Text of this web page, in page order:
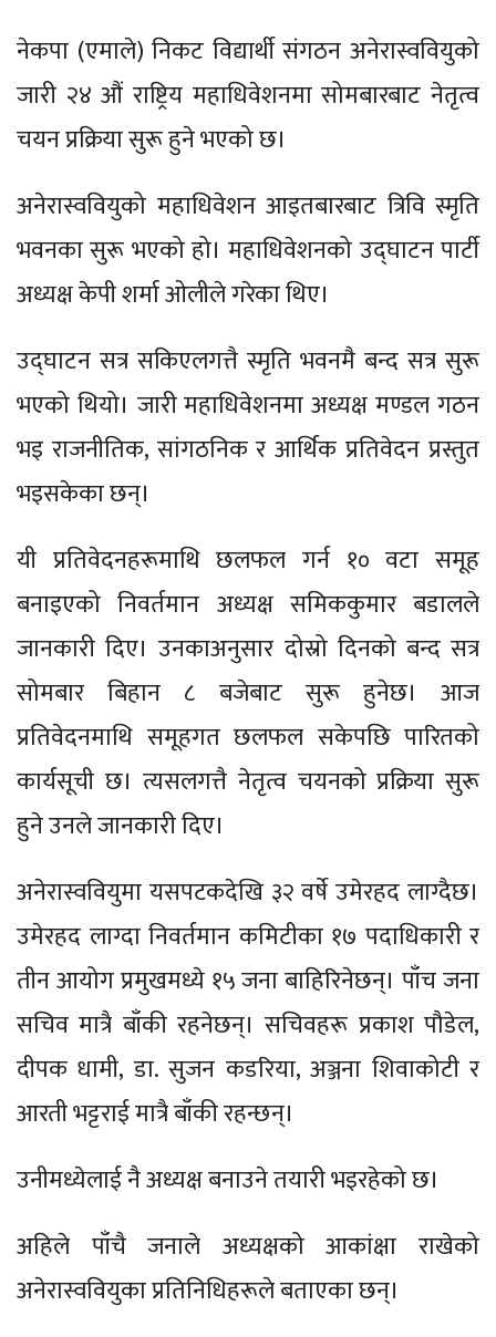
नेकपा (एमाले) निकट विद्यार्थी संगठन अनेरास्ववियुको
जारी २४ औं राष्ट्रिय महाधिवेशनमा सोमबारबाट नेतृत्व
चयन प्रक्रिया सुरू हुने भएको छ।
अनेरास्ववियुको महाधिवेशन आइतबारबाट त्रिवि स्मृति
भवनका सुरू भएको हो। महाधिवेशनको उद्घाटन पार्टी
अध्यक्ष केपी शर्मा ओलीले गरेका थिए।
उद्घाटन सत्र सकिएलगत्तै स्मृति भवनमै बन्द सत्र सुरू
भएको थियो। जारी महाधिवेशनमा अध्यक्ष मण्डल गठन
भइ राजनीतिक, सांगठनिक र आर्थिक प्रतिवेदन प्रस्तुत
भइसकेका छन्।
यी प्रतिवेदनहरूमाथि छलफल गर्न १० वटा समूह
बनाइएको निवर्तमान अध्यक्ष समिककुमार बडालले
जानकारी दिए। उनकाअनुसार दोस्रो दिनको बन्द सत्र
सोमबार बिहान ८ बजेबाट सुरू हुनेछ। आज
प्रतिवेदनमाथि समूहगत छलफल सकेपछि पारितको
कार्यसूची छ। त्यसलगत्तै नेतृत्व चयनको प्रक्रिया सुरू
हुने उनले जानकारी दिए।
अनेरास्ववियुमा यसपटकदेखि ३२ वर्षे उमेरहद लाग्दैछ।
उमेरहद लाग्दा निवर्तमान कमिटीका १७ पदाधिकारी र
तीन आयोग प्रमुखमध्ये १५ जना बाहिरिनेछन्। पाँच जना
सचिव मात्रै बाँकी रहनेछन्। सचिवहरू प्रकाश पौडेल,
दीपक धामी, डा. सुजन कडरिया, अञ्जना शिवाकोटी र
आरती भट्टराई मात्रै बाँकी रहन्छन्।
उनीमध्येलाई नै अध्यक्ष बनाउने तयारी भइरहेको छ।
अहिले पाँचै जनाले अध्यक्षको आकांक्षा राखेको
अनेरास्ववियुका प्रतिनिधिहरूले बताएका छन्।